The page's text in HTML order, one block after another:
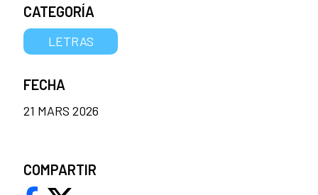
CATEGORÍA
LETRAS
FECHA
21 MARS 2026
COMPARTIR